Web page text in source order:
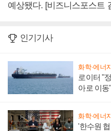
예상됐다. [비즈니스포스트
인기기사
화학·에너
로이터 "
아로 이
화학·에너
'한수원